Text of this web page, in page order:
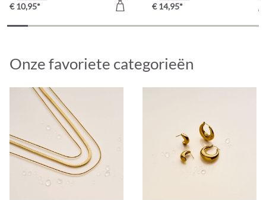
€ 10,95* € 14,95*
Onze favoriete categorieën